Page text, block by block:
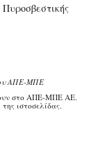
ΑΠΕ-ΜΠΕ
στο ΑΠΕ-ΜΠΕ ΑΕ.
ιστοσελίδας.